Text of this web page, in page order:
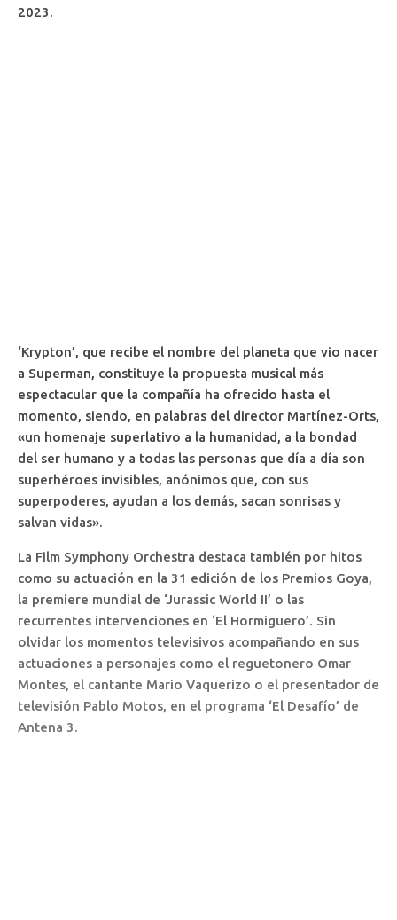
2023.
‘Krypton’, que recibe el nombre del planeta que vio nacer
a Superman, constituye la propuesta musical más
espectacular que la compañía ha ofrecido hasta el
momento, siendo, en palabras del director Martínez-Orts,
«un homenaje superlativo a la humanidad, a la bondad
del ser humano y a todas las personas que día a día son
superhéroes invisibles, anónimos que, con sus
superpoderes, ayudan a los demás, sacan sonrisas y
salvan vidas».
La Film Symphony Orchestra destaca también por hitos
como su actuación en la 31 edición de los Premios Goya,
la premiere mundial de ‘Jurassic World II’ o las
recurrentes intervenciones en ‘El Hormiguero’. Sin
olvidar los momentos televisivos acompañando en sus
actuaciones a personajes como el reguetonero Omar
Montes, el cantante Mario Vaquerizo o el presentador de
televisión Pablo Motos, en el programa ‘El Desafío’ de
Antena 3.